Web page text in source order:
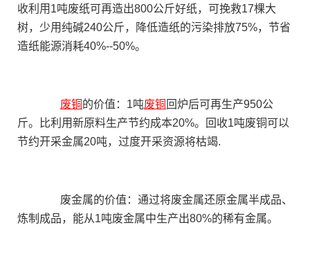
收利用1吨废纸可再造出800公斤好纸，可挽救17棵大
树，少用纯碱240公斤，降低造纸的污染排放75%，节省
造纸能源消耗40%--50%。
废铜 的价值：1吨废铜 回炉后可再生产950公
斤。比利用新原料生产节约成本20%。回收1吨废铜可以
节约开采金属20吨，过度开采资源将枯竭.
废金属的价值：通过将废金属还原金属半成品、
炼制成品，能从1吨废金属中生产出80%的稀有金属。